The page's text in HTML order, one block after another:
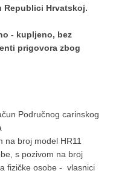
Republici Hrvatskoj.
- kupljeno, bez
prigovora zbog
Područnog carinskog
na broj model HR11
s pozivom na broj
fizičke osobe - vlasnici